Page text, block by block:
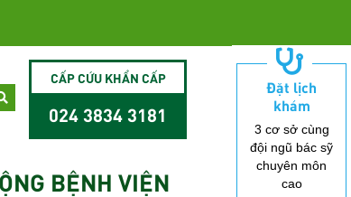
CẤP CỨU KHẨN CẤP
024 3834 3181
BỆNH VIỆN
Đặt lịch
khám
3 cơ sở cùng
đội ngũ bác sỹ
chuyên môn
cao